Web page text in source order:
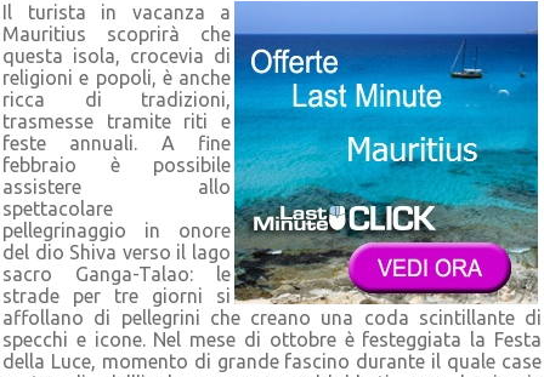
Il turista in vacanza a
Mauritius scoprirà che
questa isola, crocevia di
religioni e popoli, è anche
ricca di tradizioni,
trasmesse tramite riti e
feste annuali. A fine
febbraio è possibile
assistere allo
spettacolare
pellegrinaggio in onore
del dio Shiva verso il lago
sacro Ganga-Talao: le
strade per tre giorni si
affollano di pellegrini che creano una coda scintillante di
specchi e icone. Nel mese di ottobre è festeggiata la Festa
della Luce, momento di grande fascino durante il quale case